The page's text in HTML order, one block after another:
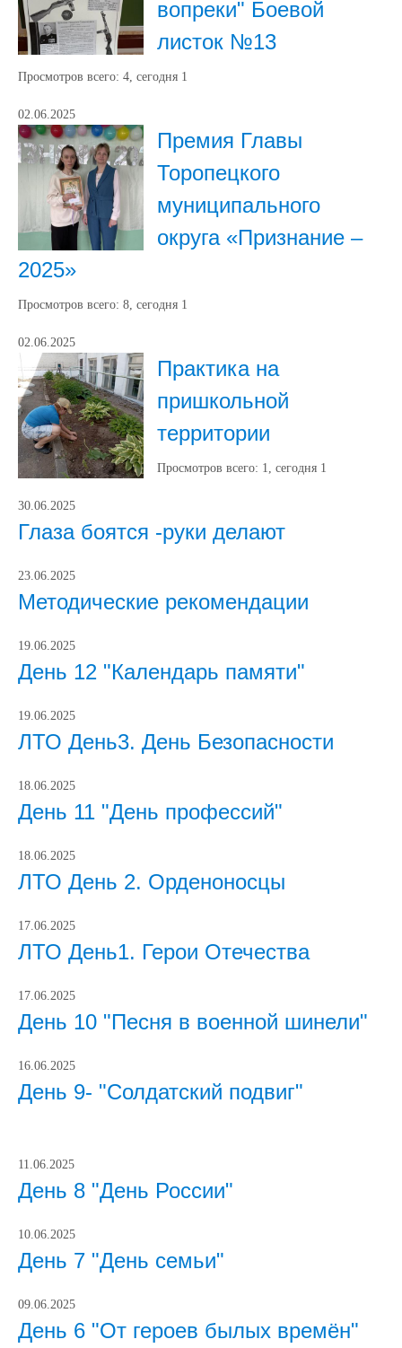
вопреки" Боевой
листок №13
Просмотров всего: 4, сегодня 1
02.06.2025
Премия Главы
Торопецкого
муниципального
округа «Признание –
2025»
Просмотров всего: 8, сегодня 1
02.06.2025
Практика на
пришкольной
территории
Просмотров всего: 1, сегодня 1
30.06.2025
Глаза боятся -руки делают
23.06.2025
Методические рекомендации
19.06.2025
День 12 "Календарь памяти"
19.06.2025
ЛТО День3. День Безопасности
18.06.2025
День 11 "День профессий"
18.06.2025
ЛТО День 2. Орденоносцы
17.06.2025
ЛТО День1. Герои Отечества
17.06.2025
День 10 "Песня в военной шинели"
16.06.2025
День 9- "Солдатский подвиг"
11.06.2025
День 8 "День России"
10.06.2025
День 7 "День семьи"
09.06.2025
День 6 "От героев былых времён"